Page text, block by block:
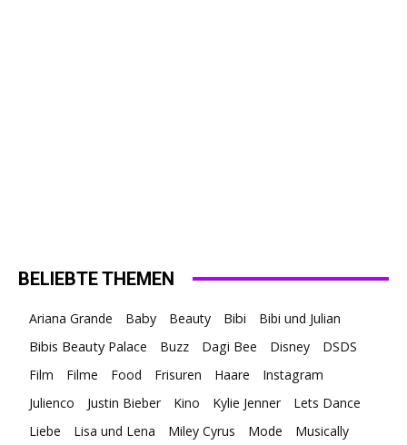
BELIEBTE THEMEN
Ariana Grande Baby Beauty Bibi Bibi und Julian
Bibis Beauty Palace Buzz Dagi Bee Disney
DSDS
Film
Filme Food Frisuren Haare
Instagram
Julienco
Justin Bieber Kino Kylie Jenner
Lets Dance
Liebe
Lisa und Lena Miley Cyrus Mode
Musically